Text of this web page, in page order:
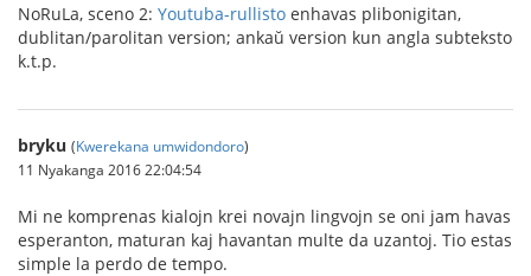
NoRuLa, sceno 2: Youtuba-rullisto enhavas plibonigitan,
dublitan/parolitan version; ankaŭ version kun angla subteksto
k.t.p.
bryku (Kwerekana umwidondoro)
11 Nyakanga 2016 22:04:54
Mi ne komprenas kialojn krei novajn lingvojn se oni jam havas
esperanton, maturan kaj havantan multe da uzantoj. Tio estas
simple la perdo de tempo.